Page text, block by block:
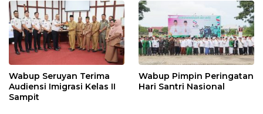
Wabup Seruyan Terima
Audiensi Imigrasi Kelas II
Sampit
Wabup Pimpin Peringatan
Hari Santri Nasional